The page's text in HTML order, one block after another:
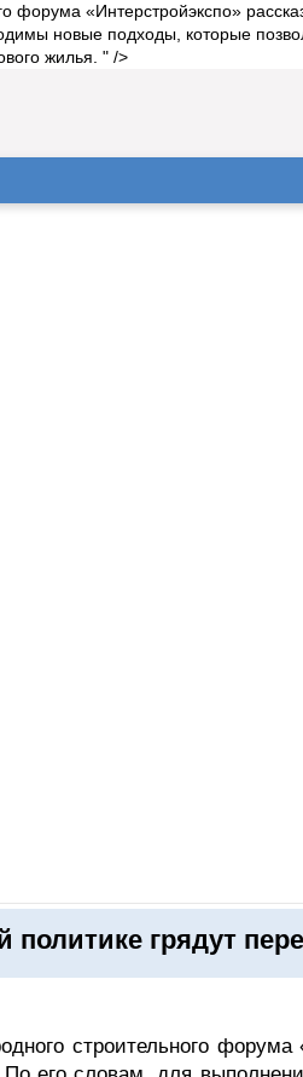
форума «Интерстройэкспо»
новые подходы, которые
жилья. " />
КОМПАНИИ
политике грядут
строительного форума